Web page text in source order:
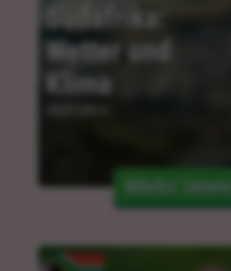
Südafrika:
Wetter und
Klima
Mehr lesen